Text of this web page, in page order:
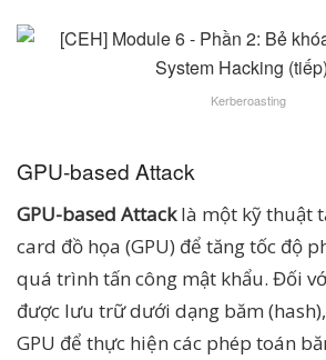
Kerberoasting
GPU-based Attack
GPU-based Attacklà một kỹ thuật
card đồ họa (GPU) để tăng tốc độ
quá trình tấn công mật khẩu. Đối
được lưu trữ dưới dạng băm
GPU để thực hiện các phép toán